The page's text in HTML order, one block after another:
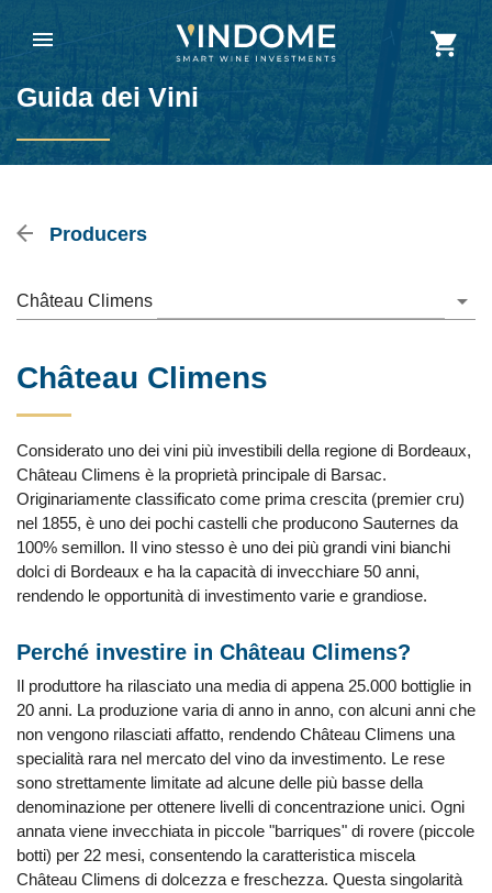
Guida dei Vini
Producers
Château Climens
Château Climens
Considerato uno dei vini più investibili della regione di Bordeaux,
Château Climens è la proprietà principale di Barsac.
Originariamente classificato come prima crescita (premier cru)
nel 1855, è uno dei pochi castelli che producono Sauternes da
100% semillon. Il vino stesso è uno dei più grandi vini bianchi
dolci di Bordeaux e ha la capacità di invecchiare 50 anni,
rendendo le opportunità di investimento varie e grandiose.
Perché investire in Château Climens?
Il produttore ha rilasciato una media di appena 25.000 bottiglie in
20 anni. La produzione varia di anno in anno, con alcuni anni che
non vengono rilasciati affatto, rendendo Château Climens una
specialità rara nel mercato del vino da investimento. Le rese
sono strettamente limitate ad alcune delle più basse della
denominazione per ottenere livelli di concentrazione unici. Ogni
annata viene invecchiata in piccole "barriques" di rovere (piccole
botti) per 22 mesi, consentendo la caratteristica miscela
Château Climens di dolcezza e freschezza. Questa singolarità